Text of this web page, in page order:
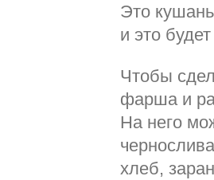
Это
и это
Чтобы
фарша и
На него
хлеб,